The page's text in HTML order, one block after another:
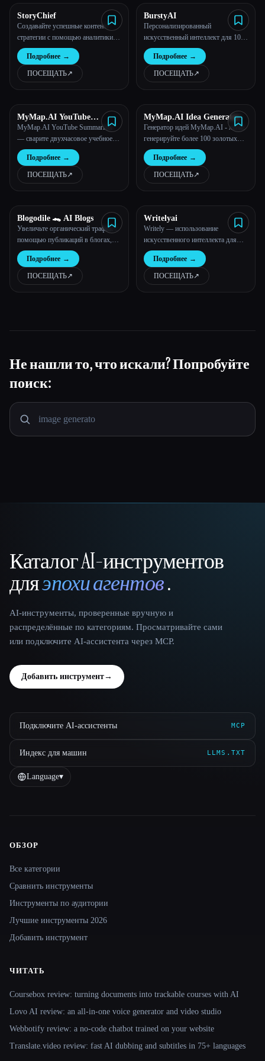
StoryChief
Создавайте успешные контент-
стратегии с помощью аналитики на
основе данных и искусственного
интеллекта.
Подробнее →
ПОСЕЩАТЬ↗︎
BurstyAI
Персонализированный
искусственный интеллект для 10-
кратного роста: автоматизирует
написание текстов, поисковую
оптимизацию и работу с
общественностью
Подробнее →
ПОСЕЩАТЬ↗︎
MyMap.AI YouTube
Summarizer
MyMap.AI YouTube Summarizer
— сварите двухчасовое учебное
пособие по YouTube в виде 2-
минутного обзора, что в 60 раз
быстрее при онлайн-обучении.
Подробнее →
ПОСЕЩАТЬ↗︎
MyMap.AI Idea Generator
Генератор идей MyMap.AI - легко
генерируйте более 100 золотых
идей за 3 секунды, что лучше
всего подходит для мозгового
штурма и создания контента
Подробнее →
ПОСЕЩАТЬ↗︎
Blogodile 🐊 AI Blogs
Увеличьте органический трафик с
помощью публикаций в блогах,
созданных искусственным
интеллектом
Подробнее →
ПОСЕЩАТЬ↗︎
Writelyai
Writely — использование
искусственного интеллекта для
улучшения вашего письма
Подробнее →
ПОСЕЩАТЬ↗︎
Не нашли то, что искали? Попробуйте
поиск:
That AI Collection
Каталог AI-инструментов
дляэпохи агентов.
AI-инструменты, проверенные вручную и
распределённые по категориям. Просматривайте сами
или подключите AI-ассистента через MCP.
Добавить инструмент→
Подключите AI-ассистенты MCP
Индекс для машин LLMS.TXT
Language▾
Site navigation
ОБЗОР
Все категории
Сравнить инструменты
Инструменты по аудитории
Лучшие инструменты 2026
Добавить инструмент
ЧИТАТЬ
Coursebox review: turning documents into trackable courses with AI
Lovo AI review: an all-in-one voice generator and video studio
Webbotify review: a no-code chatbot trained on your website
Translate.video review: fast AI dubbing and subtitles in 75+ languages